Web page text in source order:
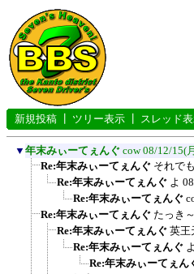
新規投稿 ツリー表示 スレッド
▼ 年末みぃーてぇんぐ cow08/12/15(
Re:年末みぃーてぇんぐ それで
Re:年末みぃーてぇんぐ よ
Re:年末みぃーてぇんぐ
Re:年末みぃーてぇんぐ たっき～
Re:年末みぃーてぇんぐ 英王
Re:年末みぃーてぇんぐ
Re:年末みぃーてぇん